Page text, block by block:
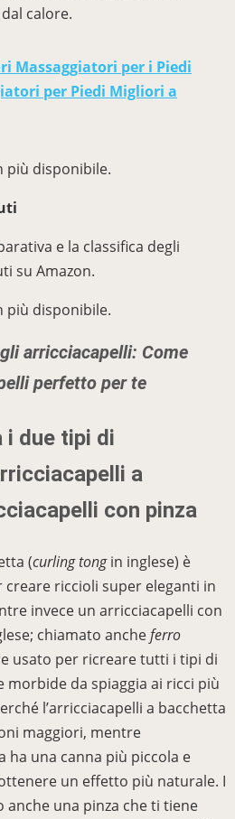
calore.
Massaggiatori per i Piedi
per Piedi Migliori a
più disponibile.
e la classifica degli
su Amazon.
più disponibile.
arricciacapelli: Come
perfetto per te
i due tipi di
a
con pinza
(curling tongin inglese) è
riccioli super eleganti in
invece un arricciacapelli con
chiamato ancheferro
usato per ricreare tutti i tipi di
morbide da spiaggia ai ricci più
l’arricciacapelli a bacchetta
maggiori, mentre
ha una canna più piccola e
un effetto più naturale. I
anche una pinza che ti tiene